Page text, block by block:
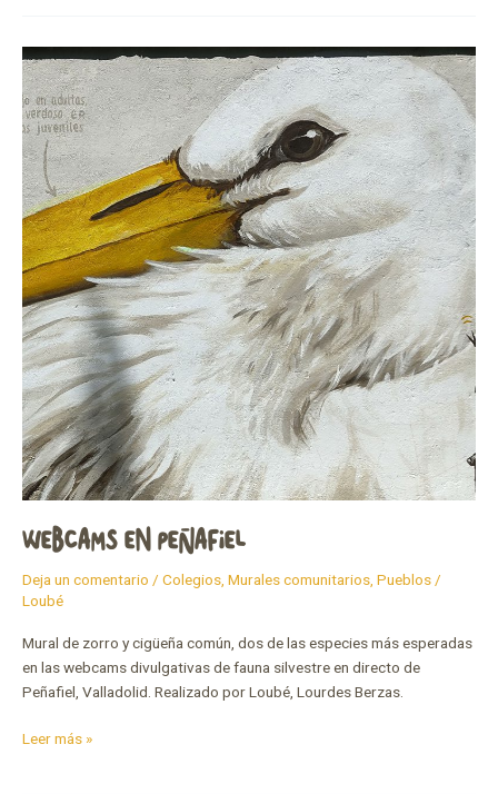
WEBCAMS EN PEÑAFIEL
Deja un comentario / Colegios, Murales comunitarios, Pueblos/
Loubé
Mural de zorro y cigüeña común, dos de las especies más esperadas
en las webcams divulgativas de fauna silvestre en directo de
Peñafiel, Valladolid. Realizado por Loubé, Lourdes Berzas.
Webcams
en
Peñafiel
Leer más »